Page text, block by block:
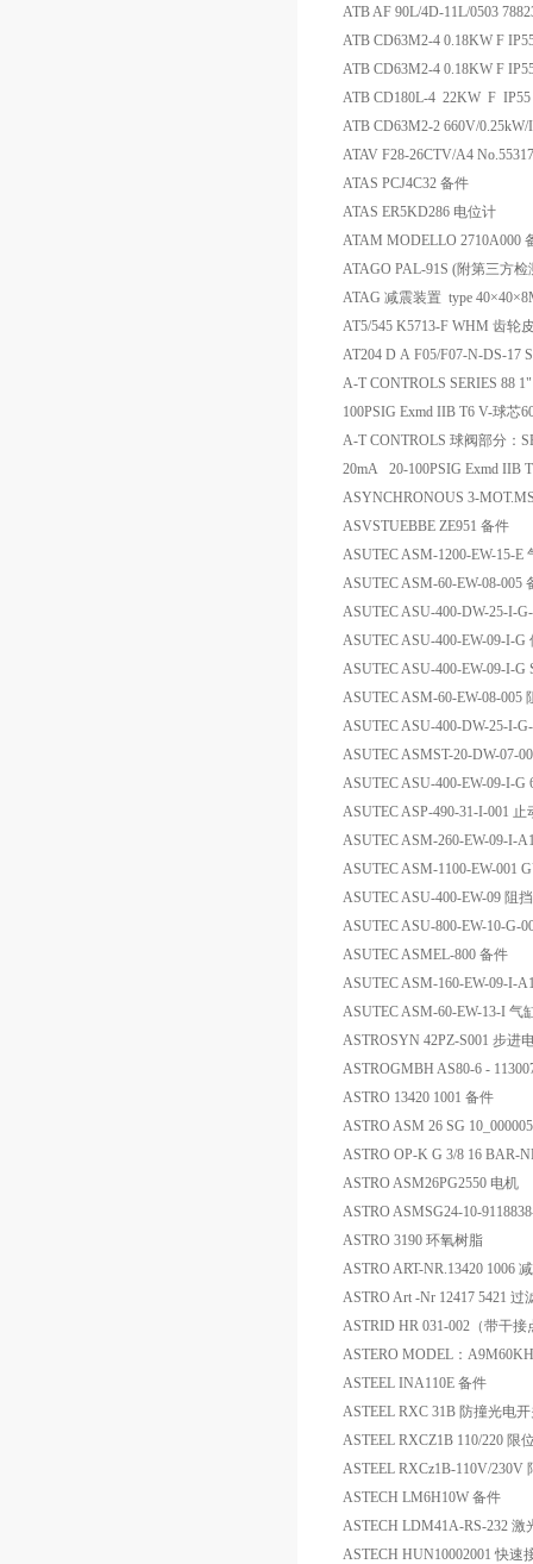
ATB AF 90L/4D-11L/0503
ATB CD63M2-4 0.18KW F
ATB CD63M2-4 0.18KW F
ATB CD180L-4 22KW F
ATB CD63M2-2 660V/
ATAV F28-26CTV/A4
ATAS PCJ4C32 备件
ATAS ER5KD286 电位计
ATAM MODELLO 2710A000
ATAGO PAL-91S (附第三方
ATAG 减震装置 type
AT5/545 K5713-F WHM 齿轮
AT204 D A F05/F07-N-DS-17
A-T CONTROLS SERIES 88
100PSIG Exmd IIB T6 V-球芯
A-T CONTROLS 球阀部分：
20mA 20-100PSIG Exmd IIB
ASYNCHRONOUS 3-
ASVSTUEBBE ZE951 备件
ASUTEC ASM-1200-EW-15-E
ASUTEC ASM-60-EW-08-005
ASUTEC ASU-400-DW-25-I-
ASUTEC ASU-400-EW-09-I-G
ASUTEC ASU-400-EW-09-I-G
ASUTEC ASM-60-EW-08-005
ASUTEC ASU-400-DW-25-I-
ASUTEC ASMST-20-DW-07-
ASUTEC ASU-400-EW-09-I-G
ASUTEC ASP-490-31-I-001 止
ASUTEC ASM-260-EW-09-I-
ASUTEC ASM-1100-EW-001
ASUTEC ASU-400-EW-09 阻
ASUTEC ASU-800-EW-10-G-
ASUTEC ASMEL-800 备件
ASUTEC ASM-160-EW-09-I-
ASUTEC ASM-60-EW-13-I 气
ASTROSYN 42PZ-S001 步进
ASTROGMBH AS80-6 -
ASTRO 13420 1001 备件
ASTRO ASM 26 SG
ASTRO OP-K G 3/8 16 BAR-
ASTRO ASM26PG2550 电机
ASTRO ASMSG24-10-
ASTRO 3190 环氧树脂
ASTRO ART-NR.13420 1006
ASTRO Art -Nr 12417 5421 过
ASTRID HR 031-002（带干
ASTERO MODEL：
ASTEEL INA110E 备件
ASTEEL RXC 31B 防撞光电
ASTEEL RXCZ1B 110/220 限
ASTEEL RXCz1B-110V/230V
ASTECH LM6H10W 备件
ASTECH LDM41A-RS-232 激
ASTECH HUN10002001 快速